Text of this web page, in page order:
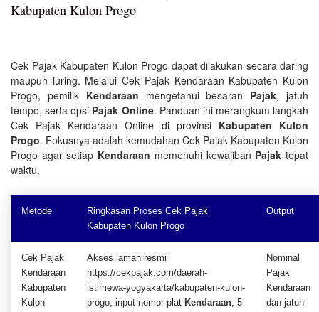
Kabupaten Kulon Progo
Cek Pajak Kabupaten Kulon Progo dapat dilakukan secara daring
maupun luring. Melalui Cek Pajak Kendaraan Kabupaten Kulon
Progo, pemilik Kendaraan mengetahui besaran Pajak, jatuh
tempo, serta opsi Pajak Online. Panduan ini merangkum langkah
Cek Pajak Kendaraan Online di provinsi Kabupaten Kulon
Progo. Fokusnya adalah kemudahan Cek Pajak Kabupaten Kulon
Progo agar setiap Kendaraan memenuhi kewajiban Pajak tepat
waktu.
Metode
Ringkasan Proses Cek Pajak
Kabupaten Kulon Progo
Output
Cek Pajak
Kendaraan
Kabupaten
Kulon
Akses laman resmi
https://cekpajak.com/daerah-
istimewa-yogyakarta/kabupaten-kulon-
progo, input nomor plat Kendaraan, 5
Nominal
Pajak
Kendaraan
dan jatuh